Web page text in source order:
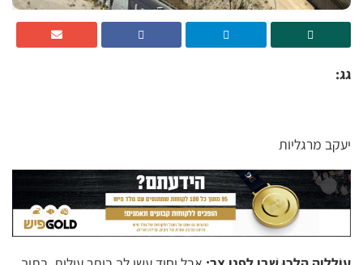
גג:
יעקב מרגליות